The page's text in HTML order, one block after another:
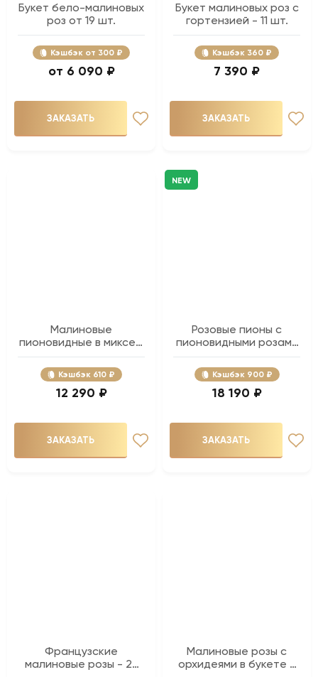
Букет бело-малиновых
роз от 19 шт.
Кэшбэк 300 ₽
6 090 ₽
ЗАКАЗАТЬ
Букет малиновых роз с
гортензией - 11 шт.
Кэшбэк 360 ₽
7 390 ₽
ЗАКАЗАТЬ
Малиновые
пионовидные в миксе -
19 шт.
Кэшбэк 610 ₽
12 290 ₽
ЗАКАЗАТЬ
NEW
Розовые пионы с
пионовидными розами
- 25 шт.
Кэшбэк 900 ₽
18 190 ₽
ЗАКАЗАТЬ
Французские
малиновые розы - 25
Малиновые розы с
орхидеями в букете -